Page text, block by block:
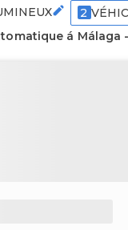
2
á Málaga -